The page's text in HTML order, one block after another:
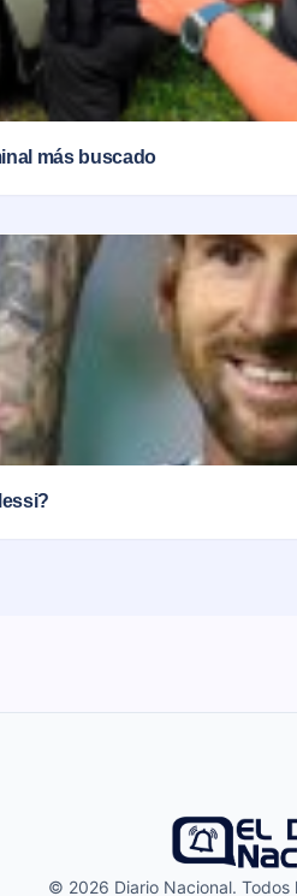
más buscado
© 2026 Diario Nacional. Todos